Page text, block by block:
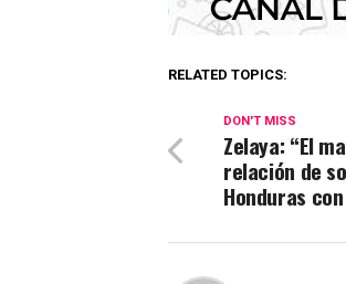
RELATED TOPICS:
DON'T MISS
Zelaya: “El
relación de
Honduras con